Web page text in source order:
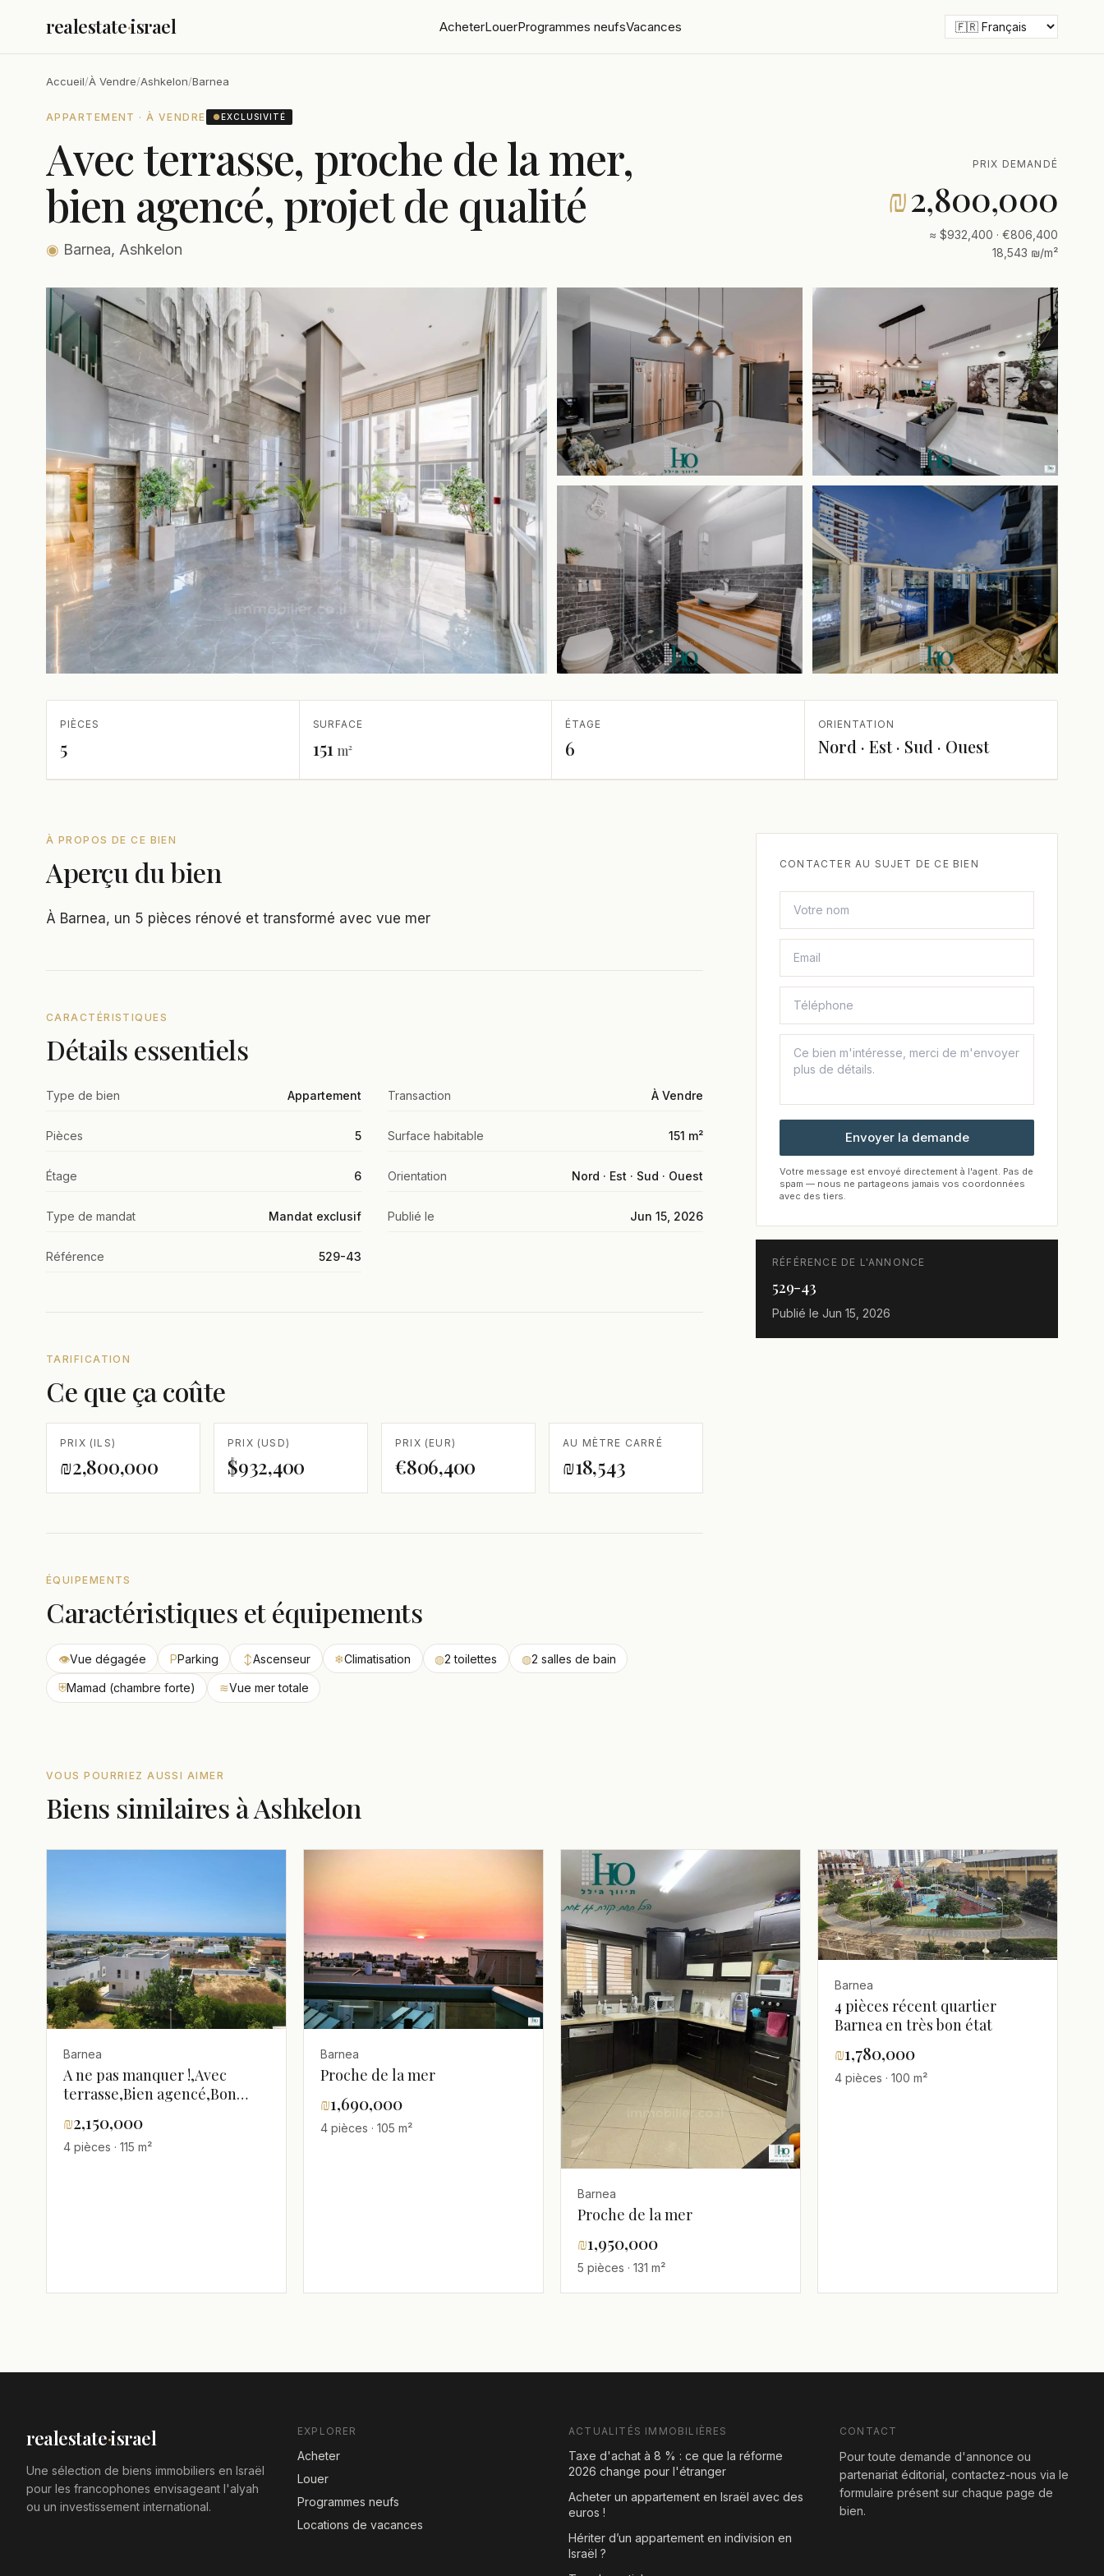
realestate·israel AcheterLouerProgrammes neufsVacances
Accueil/À Vendre/Ashkelon/Barnea
APPARTEMENT · À VENDRE ●EXCLUSIVITÉ
Avec terrasse, proche de la mer,
bien agencé, projet de qualité
◉ Barnea, Ashkelon
PRIX DEMANDÉ
₪2,800,000
≈ $932,400 · €806,400
18,543 ₪/m²
PIÈCES
5
SURFACE
151 m²
ÉTAGE
6
ORIENTATION
Nord · Est · Sud · Ouest
À PROPOS DE CE BIEN
Aperçu du bien
À Barnea, un 5 pièces rénové et transformé avec vue mer
CARACTÉRISTIQUES
Détails essentiels
Type de bien Appartement Transaction À Vendre
Pièces 5 Surface habitable 151 m²
Étage 6 Orientation Nord · Est · Sud · Ouest
Type de mandat Mandat exclusif Publié le Jun 15, 2026
Référence 529-43
TARIFICATION
Ce que ça coûte
PRIX (ILS)
₪2,800,000
PRIX (USD)
$932,400
PRIX (EUR)
€806,400
AU MÈTRE CARRÉ
₪18,543
ÉQUIPEMENTS
Caractéristiques et équipements
👁Vue dégagée PParking ↕Ascenseur ❄Climatisation ◍2 toilettes ◍2 salles de bain
⛨Mamad (chambre forte) ≋Vue mer totale
CONTACTER AU SUJET DE CE BIEN
Envoyer la demande
Votre message est envoyé directement à l'agent. Pas de
spam — nous ne partageons jamais vos coordonnées
avec des tiers.
RÉFÉRENCE DE L'ANNONCE
529-43
Publié le Jun 15, 2026
VOUS POURRIEZ AUSSI AIMER
Biens similaires à Ashkelon
Barnea
A ne pas manquer !,Avec
terrasse,Bien agencé,Bon
immeuble,Proche de la
mer,spacieux,Vue sur la mer
₪2,150,000
4 pièces · 115 m²
Barnea
Proche de la mer
₪1,690,000
4 pièces · 105 m²
Barnea
Proche de la mer
₪1,950,000
5 pièces · 131 m²
Barnea
4 pièces récent quartier
Barnea en très bon état
₪1,780,000
4 pièces · 100 m²
realestate·israel
Une sélection de biens immobiliers en Israël
pour les francophones envisageant l'alyah
ou un investissement international.
EXPLORER
Acheter
Louer
Programmes neufs
Locations de vacances
ACTUALITÉS IMMOBILIÈRES
Taxe d'achat à 8 % : ce que la réforme
2026 change pour l'étranger
Acheter un appartement en Israël avec des
euros !
Hériter d’un appartement en indivision en
Israël ?
CONTACT
Pour toute demande d'annonce ou
partenariat éditorial, contactez-nous via le
formulaire présent sur chaque page de
bien.